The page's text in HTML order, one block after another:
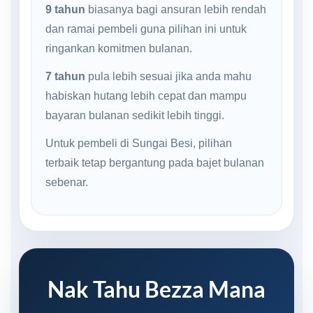
9 tahun biasanya bagi ansuran lebih rendah
dan ramai pembeli guna pilihan ini untuk
ringankan komitmen bulanan.
7 tahun pula lebih sesuai jika anda mahu
habiskan hutang lebih cepat dan mampu
bayaran bulanan sedikit lebih tinggi.
Untuk pembeli di Sungai Besi, pilihan
terbaik tetap bergantung pada bajet bulanan
sebenar.
Nak Tahu Bezza Mana